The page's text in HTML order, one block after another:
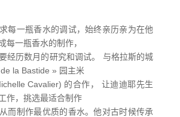
每一瓶香水的调试，始终亲历亲为在他
每一瓶香水的制作，
经历数月的研究和调试。 与格拉斯的城
la Bastide » 园主米
Cavalier) 的合作， 让迪迪耶先生
作，挑选最适合制作
而制作最优质的香水。他对古时候传承